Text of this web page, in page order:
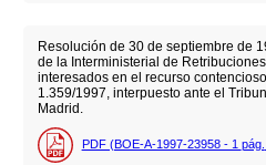
Resolución de 30 de septiembre de
de la Interministerial de
interesados en el recurso
1.359/1997, interpuesto ante el
Madrid.
PDF (BOE-A-1997-23958 - 1 pág.